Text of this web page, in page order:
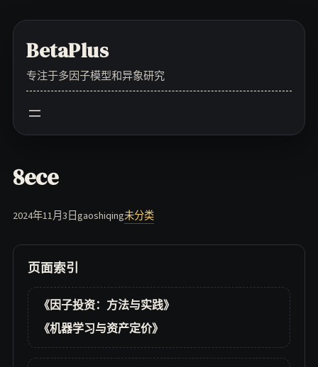
contentBetaPlus
专注于多因子模型和异象研究
8ece
2024年11月3日gaoshiqing未分类
页面索引
《因子投资：方法与实践》
《机器学习与资产定价》